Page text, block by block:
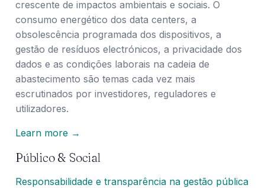
crescente de impactos ambientais e sociais. O
consumo energético dos data centers, a
obsolescência programada dos dispositivos, a
gestão de resíduos electrónicos, a privacidade dos
dados e as condições laborais na cadeia de
abastecimento são temas cada vez mais
escrutinados por investidores, reguladores e
utilizadores.
Learn more →
Público & Social
Responsabilidade e transparência na gestão pública